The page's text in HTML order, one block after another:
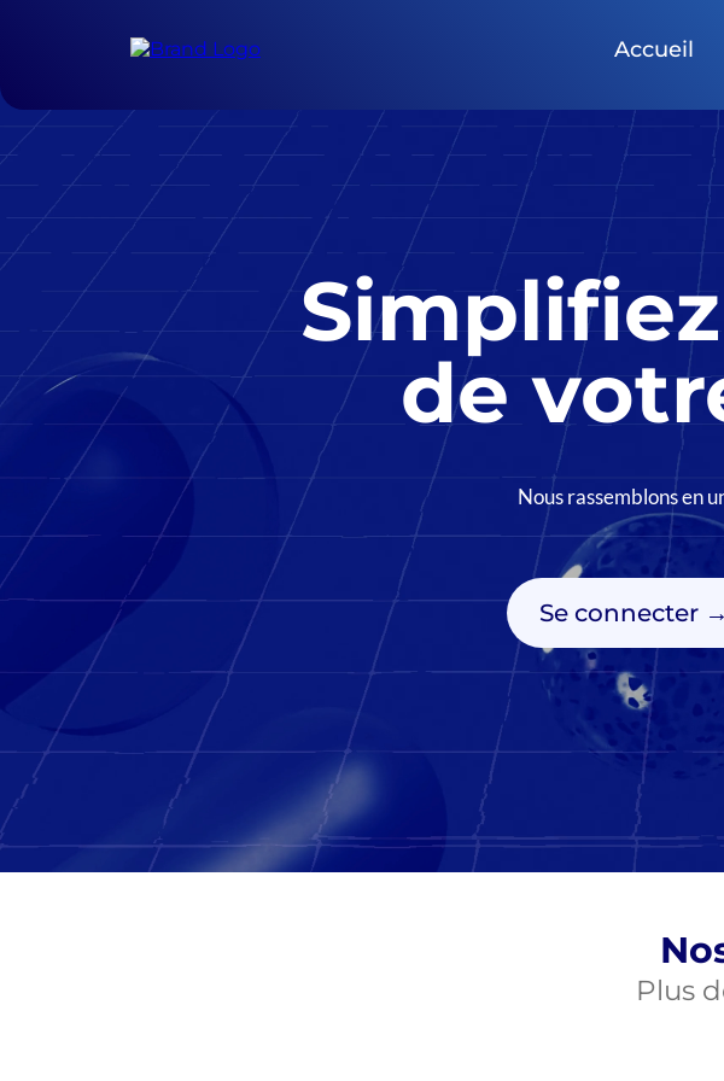
Accueil
de
Nous rassemblons en
Se connecter →
Plus